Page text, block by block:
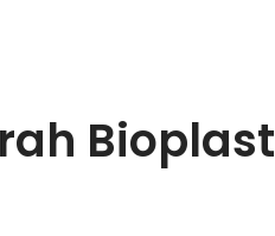
Bioplast